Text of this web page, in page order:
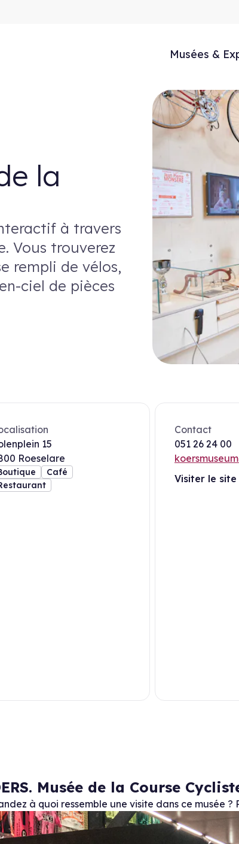
Musées &
la
à travers
Vous trouverez
rempli de vélos,
ciel de pièces
15
Roeselare
Café
Contact
051 26 24 00
Visiter le site
Musée de la Course
à quoi ressemble une visite dans ce musée ?